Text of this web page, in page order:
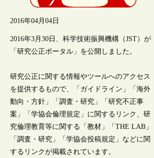
2016年04月04日
2016年3月30日、科学技術振興機構（JST）が
「研究公正ポータル」を公開しました。
研究公正に関する情報やツールへのアクセス
を提供するもので、「ガイドライン」「海外
動向・方針」「調査・研究」「研究不正事
案」「学協会倫理規定」に関するリンク、研
究倫理教育等に関する「教材」「THE LAB」
「調査・研究」「学協会投稿規定」などに関
するリンクが掲載されています。